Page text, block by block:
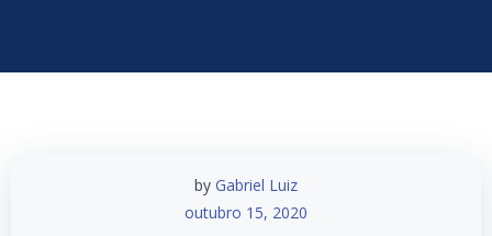
by Gabriel Luiz
outubro 15, 2020